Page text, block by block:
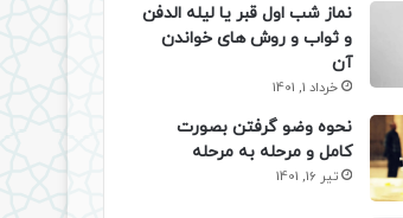
نماز شب اول قبر یا لیله الدفن
و ثواب و روش های خواندن
آن
خرداد 1, 1401
نحوه وضو گرفتن بصورت
کامل و مرحله به مرحله
تیر 16, 1401